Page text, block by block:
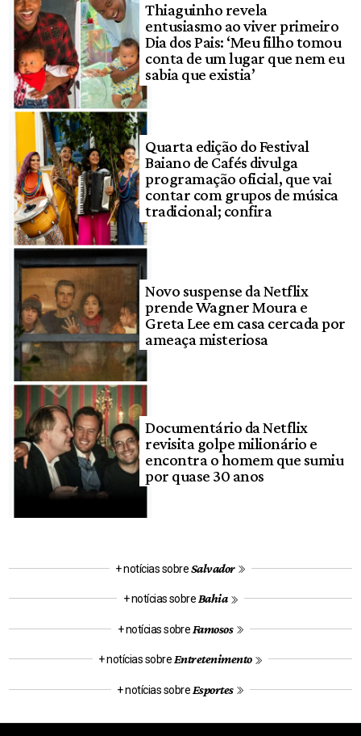
Thiaguinho revela
entusiasmo ao viver primeiro
Dia dos Pais: ‘Meu filho tomou
conta de um lugar que nem eu
sabia que existia’
Quarta edição do Festival
Baiano de Cafés divulga
programação oficial, que vai
contar com grupos de música
tradicional; confira
Novo suspense da Netflix
prende Wagner Moura e
Greta Lee em casa cercada por
ameaça misteriosa
Documentário da Netflix
revisita golpe milionário e
encontra o homem que sumiu
por quase 30 anos
+ notícias sobreSalvador
+ notícias sobre Bahia
+ notícias sobre Famosos
+ notícias sobre Entretenimento
+ notícias sobre Esportes